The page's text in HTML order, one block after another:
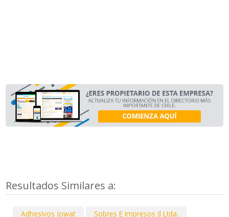
Resultados Similares a:
Adhesivos Jowat Sobres E Impresos Jl Ltda.